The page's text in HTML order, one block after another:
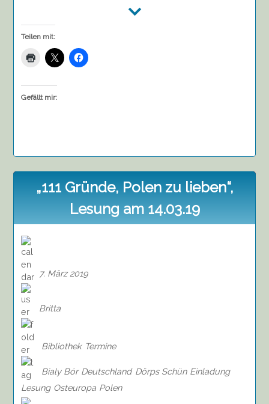
Teilen mit:
Gefällt mir:
„111 Gründe, Polen zu lieben“,
Lesung am 14.03.19
7. März 2019
Britta
Bibliothek Termine
Bialy Bór Deutschland Dörps Schün Einladung
Lesung Osteuropa Polen